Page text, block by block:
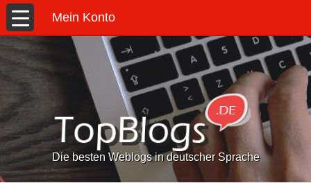
Mein Konto
Die besten Weblogs in deutscher Sprache